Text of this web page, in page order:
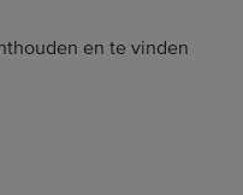
en te vinden